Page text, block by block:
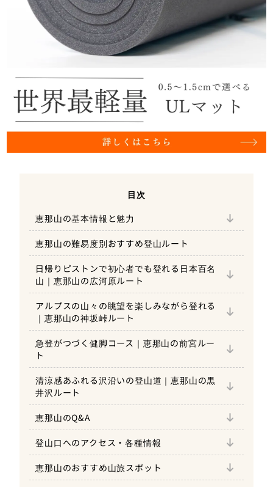
目次
恵那山の基本情報と魅力
ある
恵那山の魅力その②高山植物の宝庫
恵那山魅力その③初心者でも日帰り登山が可
能
恵那山の難易度別おすすめ登山ルート
日帰りピストンで初心者でも登れる日本百名
山｜恵那山の広河原ルート
広河原登山口駐車場情報
アルプスの山々の眺望を楽しみながら登れる
｜恵那山の神坂峠ルート
神坂峠駐車場情報
大檜駐車場情報
急登がつづく健脚コース｜恵那山の前宮ルー
ト
恵那神社前宮駐車場情報
清涼感あふれる沢沿いの登山道｜恵那山の黒
井沢ルート
恵那山黒井沢登山口駐車場情報
恵那山のQ&A
Q.初心者です。恵那山登山に初挑戦したいの
ですが、広河原ルートと神坂峠ルートではど
ちらがおすすめですか？
Q.恵那山の広河原ルートを利用する登山を計
画していますが、登山口と山頂の間にトイレ
や水場はありますか？
Q.恵那山の紅葉が見ごろの時期はいつです
登山口へのアクセス・各種情報
恵那山の広河原登山口情報
恵那山の広河原登山口へ車でのアクセス
恵那山の神坂峠登山口情報
恵那山の神坂峠登山口へ車でのアクセス
恵那山の前宮登山口情報
恵那山の前宮登山口へ車でのアクセス
恵那山のおすすめ山旅スポット
藤村記念館